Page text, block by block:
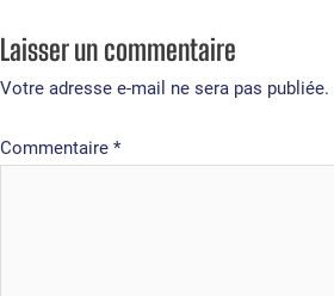
Laisser un commentaire
Votre adresse e-mail ne sera pas publiée.
Commentaire *